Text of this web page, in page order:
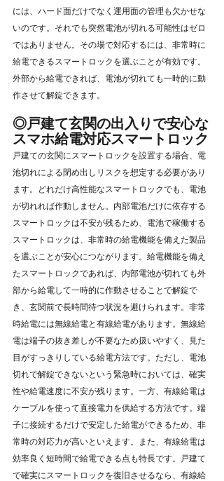
には、ハード面だけでなく運用面の管理も欠かせな
いのです。それでも突然電池が切れる可能性はゼロ
ではありません。その場で対応するには、非常時に
給電できるスマートロックを選ぶことが有効です。
外部から給電できれば、電池が切れても一時的に動
作させて解錠できます。
◎戸建て玄関の出入りで安心な
スマホ給電対応スマートロック
戸建ての玄関にスマートロックを設置する場合、電
池切れによる閉め出しリスクを想定する必要があり
ます。どれだけ高性能なスマートロックでも、電池
が切れれば作動しません。内部電池だけに依存する
スマートロックは不安が残るため、電池で稼働する
スマートロックは、非常時の給電機能を備えた製品
を選ぶことが安心につながります。給電機能を備え
たスマートロックであれば、内部電池が切れても外
部から給電して一時的に作動させることで解錠で
き、玄関前で長時間待つ状況を避けられます。非常
時給電には無線給電と有線給電があります。無線給
電は端子の抜き差しが不要なため扱いやすく、見た
目がすっきりしている給電方法です。ただし、電池
切れで解錠できないという緊急時においては、確実
性や給電速度に不安が残ります。一方、有線給電は
ケーブルを使って直接電力を供給する方法です。端
子に接続するだけで安定した給電ができるため、非
常時の対応力が高いといえます。また、有線給電は
効率良く短時間で給電できる点も特長です。戸建て
で確実にスマートロックを復旧させるなら、有線給